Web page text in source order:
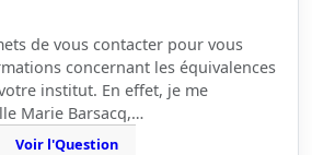
de vous contacter pour vous
concernant les équivalences
institut. En effet, je me
Marie Barsacq,…
Voir l'Question